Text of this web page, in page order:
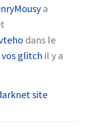
a
dans le
glitch il y a
site